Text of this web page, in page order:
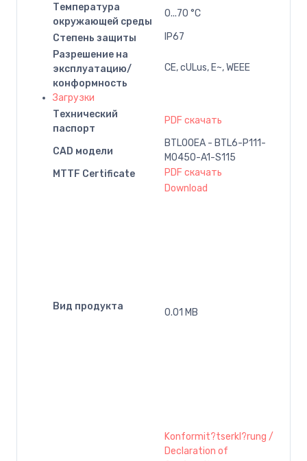
Температура
окружающей среды
0...70 °C
Степень защиты
IP67
Разрешение на
эксплуатацию/
конформность
CE, cULus, E~, WEEE
Загрузки
Технический
паспорт
PDF скачать
CAD модели
BTL00EA - BTL6-P111-
M0450-A1-S115
MTTF Certificate
PDF скачать
Вид продукта
Download
0.01 MB
Konformit?tserkl?rung /
Declaration of